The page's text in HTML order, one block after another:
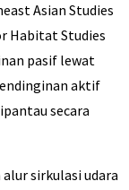
Asian Studies
Habitat Studies
pasif lewat
aktif
secara
sirkulasi udara